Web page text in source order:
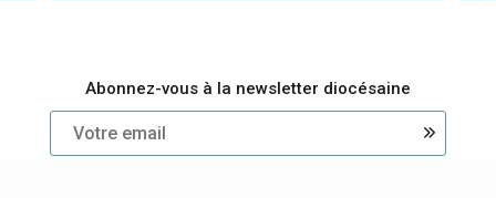
Abonnez-vous à la newsletter diocésaine